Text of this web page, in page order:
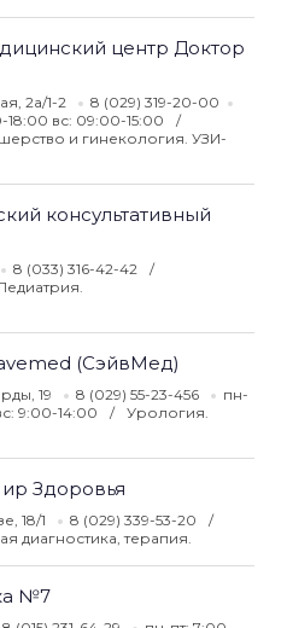
центр Доктор
2а/1-2
8 (029) 319-20-00
вс: 09:00-15:00
и гинекология. УЗИ-
консультативный
8 (033) 316-42-42
(СэйвМед)
19 8 (029) 55-23-456
пн-
9:00-14:00
Урология.
Здоровья
18/1
8 (029) 339-53-20
диагностика, терапия.
№7